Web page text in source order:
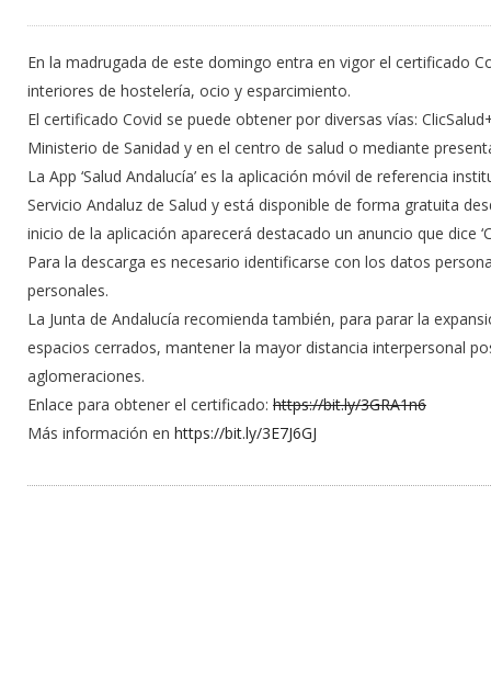
En la madrugada de este domingo entra en vigor el certificado
interiores de hostelería, ocio y esparcimiento.
El certificado Covid se puede obtener por diversas vías:
Ministerio de Sanidad y en el centro de salud o mediante
La App ‘Salud Andalucía’ es la aplicación móvil de referencia
Servicio Andaluz de Salud y está disponible de forma gratuita
inicio de la aplicación aparecerá destacado un anuncio que dice
Para la descarga es necesario identificarse con los datos
personales.
La Junta de Andalucía recomienda también, para parar la
espacios cerrados, mantener la mayor distancia interpersonal
aglomeraciones.
Enlace para obtener el certificado: https://bit.ly/3GRA1n6
Más información en https://bit.ly/3E7J6GJ